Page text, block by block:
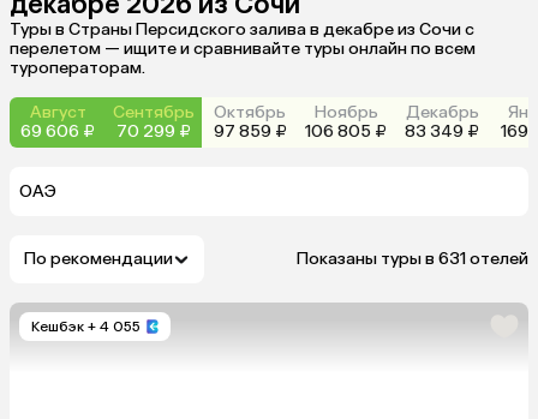
Туры в Страны Персидского залива в декабре из Сочи с
перелетом — ищите и сравнивайте туры онлайн по всем
туроператорам.
Август
69 606 ₽
Сентябрь
70 299 ₽
Октябрь
97 859 ₽
Ноябрь
106 805 ₽
Декабрь
83 349 ₽
169
ОАЭ
По рекомендации Показаны туры в 631 отелей
Кешбэк + 4 055